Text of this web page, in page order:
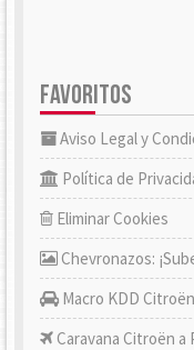
FAVORITOS
Aviso Legal y
Política de
Eliminar Cookies
Chevronazos:
Macro KDD Citroën
Caravana Citroën a